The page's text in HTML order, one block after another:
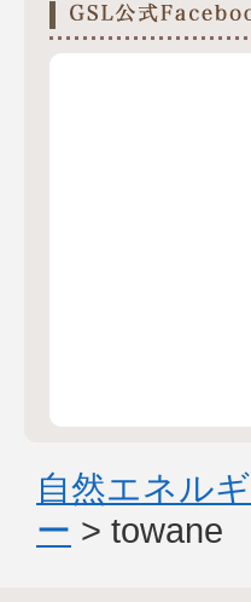
自然エネル
ー > towane